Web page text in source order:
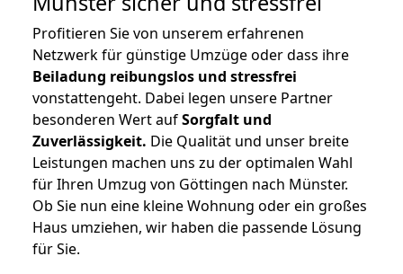
Profitieren Sie von unserem erfahrenen
Netzwerk für günstige Umzüge oder dass ihre
Beiladung reibungslos und stressfrei
vonstattengeht. Dabei legen unsere Partner
besonderen Wert aufSorgfalt und
Zuverlässigkeit. Die Qualität und unser breite
Leistungen machen uns zu der optimalen Wahl
für Ihren Umzug von Göttingen nach Münster.
Ob Sie nun eine kleine Wohnung oder ein großes
Haus umziehen, wir haben die passende Lösung
für Sie.